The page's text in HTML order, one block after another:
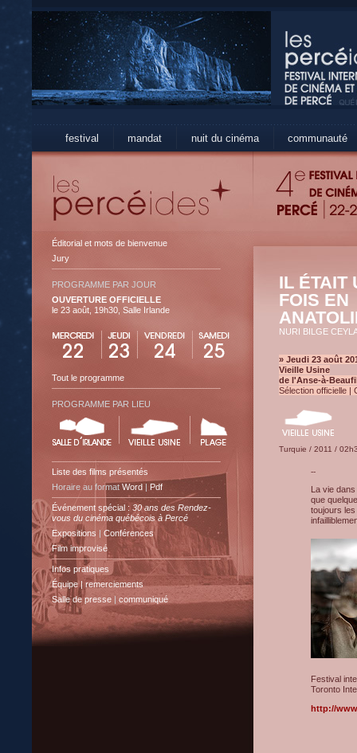
festival mandat nuit du cinéma communauté
Éditorial et mots de bienvenue
Jury
PROGRAMME PAR JOUR
OUVERTURE OFFICIELLE
le 23 août, 19h30, Salle Irlande
Tout le programme
PROGRAMME PAR LIEU
Liste des films présentés
Horaire au formatWord|Pdf
Événement spécial : 30 ans des Rendez-
vous du cinéma québécois à Percé
Expositions|Conférences
Film improvisé
Infos pratiques
Équipe | remerciements
Salle de presse|communiqué
IL ÉTAIT
FOIS EN
NURI BILGE
» Jeudi 23 août
Vieille Usine
de l'Anse-à-
Sélection officielle |
Turquie / 2011 /
--
La vie
que
toujours
Festival
Toronto
http://